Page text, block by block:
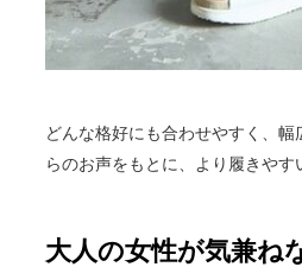
どんな格好にも合わせやすく、
らのお声をもとに、より履きや
大人の女性が気兼ね